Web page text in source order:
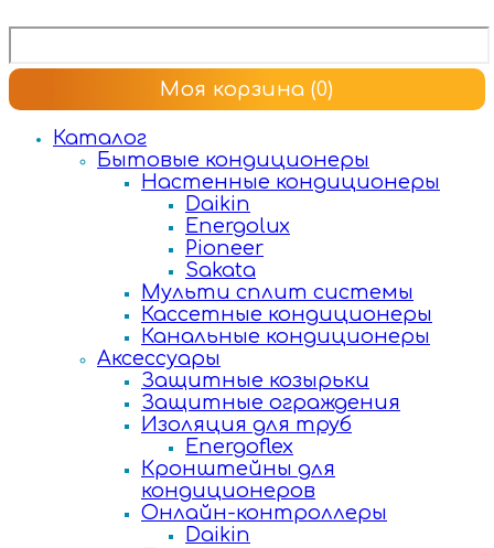
Моя корзина (0)
Каталог
Бытовые кондиционеры
Настенные кондиционеры
Daikin
Energolux
Pioneer
Sakata
Мульти сплит системы
Кассетные кондиционеры
Канальные кондиционеры
Аксессуары
Защитные козырьки
Защитные ограждения
Изоляция для труб
Energoflex
Кронштейны для
кондиционеров
Онлайн-контроллеры
Daikin